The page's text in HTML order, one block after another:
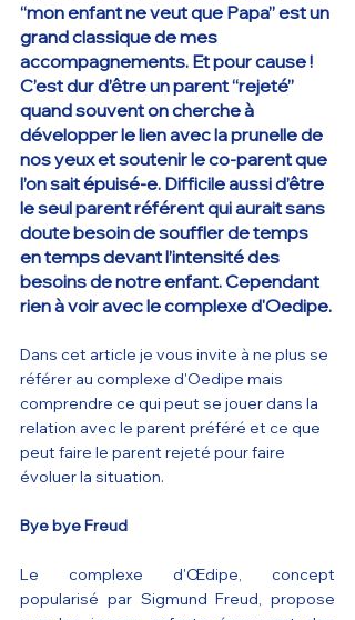
“mon enfant ne veut que Papa” est un
grand classique de mes
accompagnements. Et pour cause !
C’est dur d’être un parent “rejeté”
quand souvent on cherche à
développer le lien avec la prunelle de
nos yeux et soutenir le co-parent que
l’on sait épuisé-e. Difficile aussi d’être
le seul parent référent qui aurait sans
doute besoin de souffler de temps
en temps devant l’intensité des
besoins de notre enfant. Cependant
rien à voir avec le complexe d'Oedipe.
Dans cet article je vous invite à ne plus se
référer au complexe d'Oedipe mais
comprendre ce qui peut se jouer dans la
relation avec le parent préféré et ce que
peut faire le parent rejeté pour faire
évoluer la situation.
Bye bye Freud
Le complexe d'Œdipe, concept
popularisé par Sigmund Freud, propose